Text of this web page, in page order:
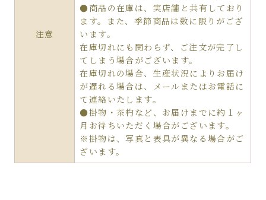
注意
●商品の在庫は、実店舗と共有しており
ます。また、季節商品は数に限りがござ
います。
在庫切れにも関わらず、ご注文が完了し
てしまう場合がございます。
在庫切れの場合、生産状況によりお届け
が遅れる場合は、メールまたはお電話に
て連絡いたします。
●掛物・茶杓など、お届けまでに約１ヶ
月お待ちいただく場合がございます。
※掛物は、写真と表具が異なる場合がご
ざいます。